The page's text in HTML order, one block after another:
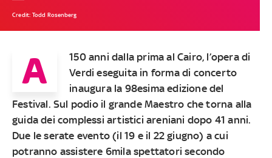
Credit: Todd Rosenberg
A
150 anni dalla prima al Cairo, l’opera di
Verdi eseguita in forma di concerto
inaugura la 98esima edizione del
Festival. Sul podio il grande Maestro che torna alla
guida dei complessi artistici areniani dopo 41 anni.
Due le serate evento (il 19 e il 22 giugno) a cui
potranno assistere 6mila spettatori secondo